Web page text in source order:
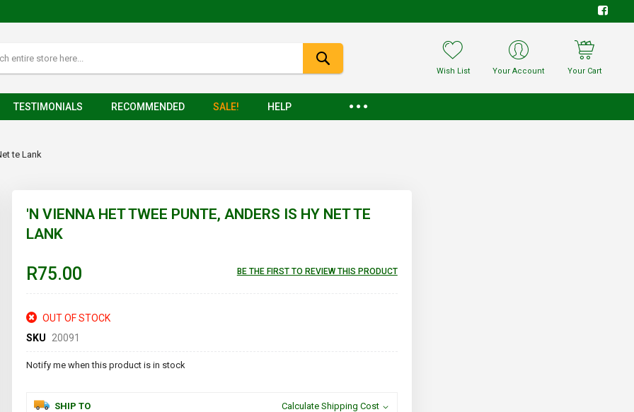
Wish List Your Account Your Cart
TESTIMONIALS RECOMMENDED SALE! HELP
te Lank
'N VIENNA HET TWEE PUNTE, ANDERS IS HY NET TE
LANK
R75.00 BE THE FIRST TO REVIEW THIS PRODUCT
OUT OF STOCK
SKU
20091
Notify me when this product is in stock
SHIP TO Calculate Shipping Cost